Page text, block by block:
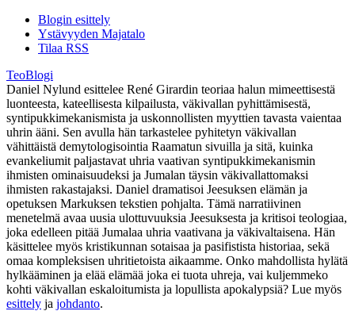
Blogin esittely
Ystävyyden Majatalo
Tilaa RSS
TeoBlogi
Daniel Nylund esittelee René Girardin teoriaa halun mimeettisestä
luonteesta, kateellisesta kilpailusta, väkivallan pyhittämisestä,
syntipukkimekanismista ja uskonnollisten myyttien tavasta vaientaa
uhrin ääni. Sen avulla hän tarkastelee pyhitetyn väkivallan
vähittäistä demytologisointia Raamatun sivuilla ja sitä, kuinka
evankeliumit paljastavat uhria vaativan syntipukkimekanismin
ihmisten ominaisuudeksi ja Jumalan täysin väkivallattomaksi
ihmisten rakastajaksi. Daniel dramatisoi Jeesuksen elämän ja
opetuksen Markuksen tekstien pohjalta. Tämä narratiivinen
menetelmä avaa uusia ulottuvuuksia Jeesuksesta ja kritisoi teologiaa,
joka edelleen pitää Jumalaa uhria vaativana ja väkivaltaisena. Hän
käsittelee myös kristikunnan sotaisaa ja pasifistista historiaa, sekä
omaa kompleksisen uhritietoista aikaamme. Onko mahdollista hylätä
hylkääminen ja elää elämää joka ei tuota uhreja, vai kuljemmeko
kohti väkivallan eskaloitumista ja lopullista apokalypsiä? Lue myös
esittely ja johdanto.